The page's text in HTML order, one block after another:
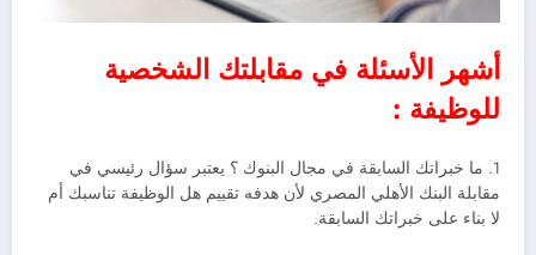
أشهر الأسئلة في مقابلتك الشخصية
للوظيفة :
1. ما خبراتك السابقة في مجال البنوك ؟ يعتبر سؤال رئيسي في
مقابلة البنك الأهلي المصري لأن هدفه تقييم هل الوظيفة تناسبك أم
لا بناء على خبراتك السابقة.